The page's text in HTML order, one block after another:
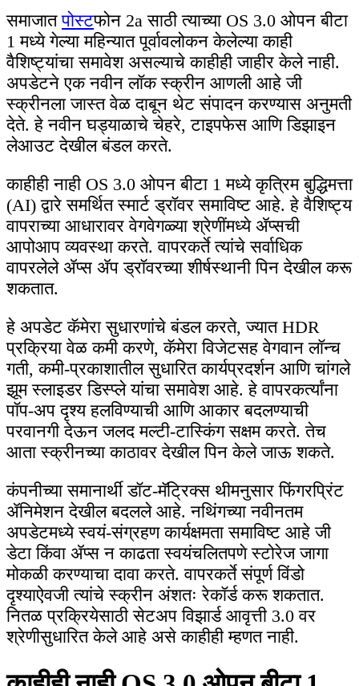
समाजातपोस्टफोन 2a साठी त्याच्या OS 3.0 ओपन बीटा
1 मध्ये गेल्या महिन्यात पूर्वावलोकन केलेल्या काही
वैशिष्ट्यांचा समावेश असल्याचे काहीही जाहीर केले नाही.
अपडेटने एक नवीन लॉक स्क्रीन आणली आहे जी
स्क्रीनला जास्त वेळ दाबून थेट संपादन करण्यास अनुमती
देते. हे नवीन घड्याळाचे चेहरे, टाइपफेस आणि डिझाइन
लेआउट देखील बंडल करते.
काहीही नाही OS 3.0 ओपन बीटा 1 मध्ये कृत्रिम बुद्धिमत्ता
(AI) द्वारे समर्थित स्मार्ट ड्रॉवर समाविष्ट आहे. हे वैशिष्ट्य
वापराच्या आधारावर वेगवेगळ्या श्रेणींमध्ये ॲप्सची
आपोआप व्यवस्था करते. वापरकर्ते त्यांचे सर्वाधिक
वापरलेले ॲप्स ॲप ड्रॉवरच्या शीर्षस्थानी पिन देखील करू
शकतात.
हे अपडेट कॅमेरा सुधारणांचे बंडल करते, ज्यात HDR
प्रक्रिया वेळ कमी करणे, कॅमेरा विजेटसह वेगवान लॉन्च
गती, कमी-प्रकाशातील सुधारित कार्यप्रदर्शन आणि चांगले
झूम स्लाइडर डिस्प्ले यांचा समावेश आहे. हे वापरकर्त्यांना
पॉप-अप दृश्य हलविण्याची आणि आकार बदलण्याची
परवानगी देऊन जलद मल्टी-टास्किंग सक्षम करते. तेच
आता स्क्रीनच्या काठावर देखील पिन केले जाऊ शकते.
कंपनीच्या समानार्थी डॉट-मॅट्रिक्स थीमनुसार फिंगरप्रिंट
ॲनिमेशन देखील बदलले आहे. नथिंगच्या नवीनतम
अपडेटमध्ये स्वयं-संग्रहण कार्यक्षमता समाविष्ट आहे जी
डेटा किंवा ॲप्स न काढता स्वयंचलितपणे स्टोरेज जागा
मोकळी करण्याचा दावा करते. वापरकर्ते संपूर्ण विंडो
दृश्याऐवजी त्यांचे स्क्रीन अंशतः रेकॉर्ड करू शकतात.
नितळ प्रक्रियेसाठी सेटअप विझार्ड आवृत्ती 3.0 वर
श्रेणीसुधारित केले आहे असे काहीही म्हणत नाही.